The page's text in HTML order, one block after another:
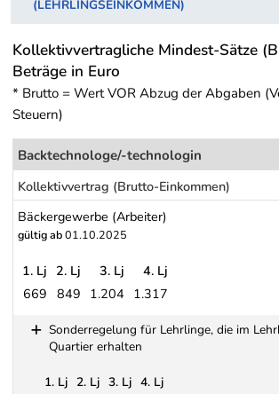
(LEHRLINGSEINKOMMEN)
Kollektivvertragliche Mindest-Sätze
Beträge in Euro
* Brutto = Wert VOR Abzug der Abgaben
Steuern)
Backtechnologe/-technologin
Kollektivvertrag (Brutto-Einkommen)
Bäckergewerbe (Arbeiter)
gültig ab01.10.2025
1. Lj 2. Lj 3. Lj
4. Lj
669 849 1.204 1.317
Sonderregelung für Lehrlinge, die im
Quartier erhalten
1. Lj 2. Lj 3. Lj 4. Lj